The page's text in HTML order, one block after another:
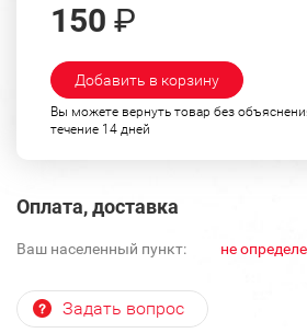
150 ₽
Добавить в корзину
Вы можете вернуть товар без
течение 14 дней
Оплата, доставка
Ваш населенный пункт: не
Задать вопрос